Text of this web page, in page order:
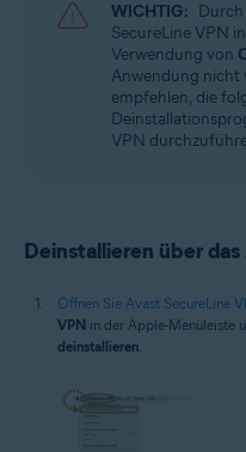
Apple iOS 14.0 oder höher
WICHTIG: Durch
SecureLine VPN
Verwendung von
Anwendung nicht
empfehlen, die
VPN
Deinstallieren über
Öffnen Sie Avast SecureLine
VPN in der Apple-Menüleiste
deinstallieren.